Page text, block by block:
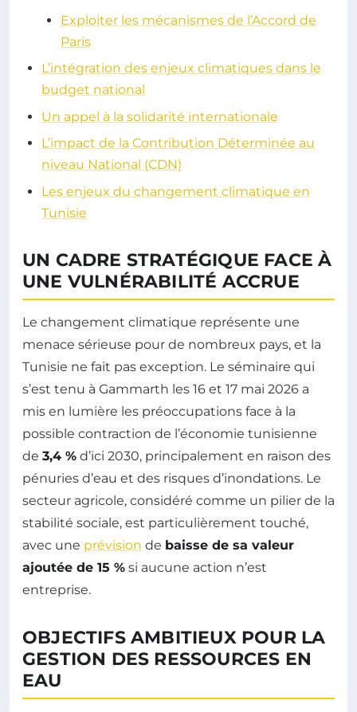
Exploiter les mécanismes de l’Accord de
Paris
L’intégration des enjeux climatiques dans le
budget national
Un appel à la solidarité internationale
L’impact de la Contribution Déterminée au
niveau National (CDN)
Les enjeux du changement climatique en
Tunisie
UN CADRE STRATÉGIQUE FACE À
UNE VULNÉRABILITÉ ACCRUE
Le changement climatique représente une
menace sérieuse pour de nombreux pays, et la
Tunisie ne fait pas exception. Le séminaire qui
s’est tenu à Gammarth les 16 et 17 mai 2026 a
mis en lumière les préoccupations face à la
possible contraction de l’économie tunisienne
de 3,4 % d’ici 2030, principalement en raison des
pénuries d’eau et des risques d’inondations. Le
secteur agricole, considéré comme un pilier de la
stabilité sociale, est particulièrement touché,
avec une prévision de baisse de sa valeur
ajoutée de 15 % si aucune action n’est
entreprise.
OBJECTIFS AMBITIEUX POUR LA
GESTION DES RESSOURCES EN
EAU